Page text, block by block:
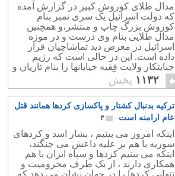
مدال طلای کوروش کبیر در گزارش آمده
که دولت اسرائیل یک سری تمبر بنام
کوروش بزرگ چاپ و منتشر،و همچنین
مدال طلایی بنام وی درست و در موزه
اسرائیل در معرض دید تماشاچیان قرار
داده است. این در حالی است که رژیم
جنایتکار ولایت فقیه خیابانها را بنام تازیان و
تمبرها را به نام آنان چاپ و منتشر می کند.
۱۱۳۲ پخش
ترکیه بدنبال کشتار و پاکسازی کردها همانند قتل
عام ارامنه است
۳
اینکه امروز می بینیم ، بشار اسد و کردهای
سوریه با هم بر علیه داعش می جنگند،
اینکه می بینیم کردها و سپاه ایران با هم
همکاری دارند ، از یک طرف محرومیت و
تنهایی کردها را در جهان نشان می دهد که